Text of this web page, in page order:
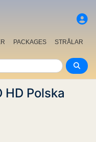
PACKAGES
STRÅLAR
HD Polska